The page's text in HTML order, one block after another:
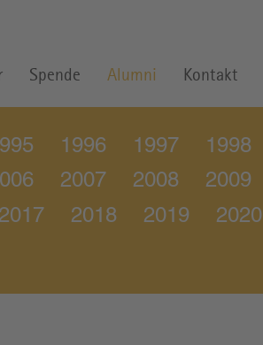
Spende Alumni Kontakt
1996 1997 1998
2007 2008 2009
2017 2018 2019 2020